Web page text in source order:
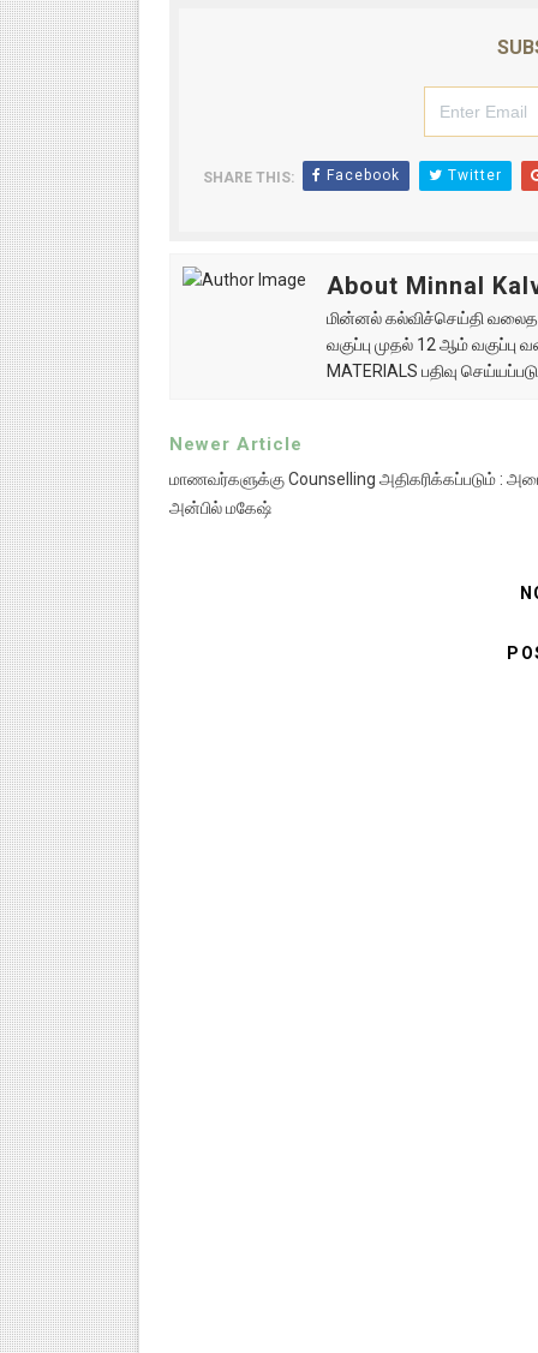
SHARE THIS: Facebook Twitter
About Minnal
மின்னல் கல்விச்செய்தி
வகுப்பு முதல் 12 ஆம்
MATERIALS பதிவு
Newer Article
மாணவர்களுக்கு Counselling அதிகரிக்கப்படும் :
அன்பில் மகேஷ்